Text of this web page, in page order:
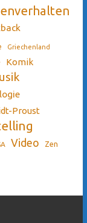
Griechenland
Komik
Proust
Video Zen